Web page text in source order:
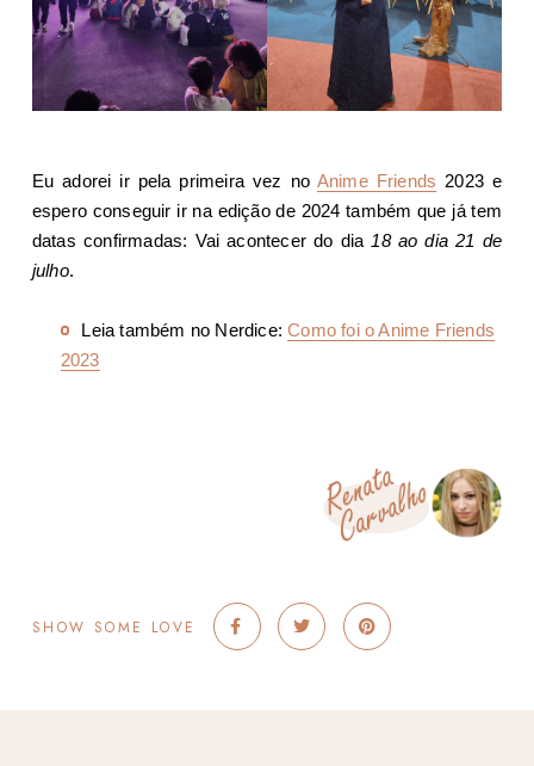
Eu adorei ir pela primeira vez no Anime Friends 2023 e
espero conseguir ir na edição de 2024 também que já tem
datas confirmadas: Vai acontecer do dia 18 ao dia 21 de
julho.
Leia também no Nerdice:Como foi o Anime Friends
2023
SHOW SOME LOVE